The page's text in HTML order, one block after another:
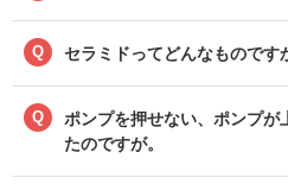
Q セラミドってどんなものです
Q
ポンプを押せない、ポンプが
たのですが。